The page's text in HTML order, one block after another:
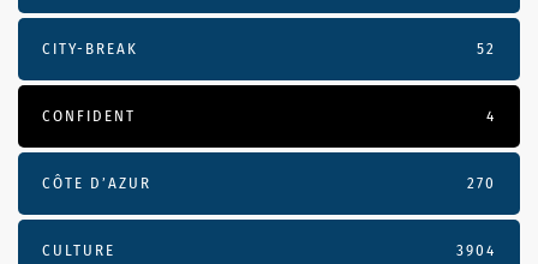
CITY-BREAK 52
CONFIDENT 4
CÔTE D’AZUR 270
CULTURE 3904